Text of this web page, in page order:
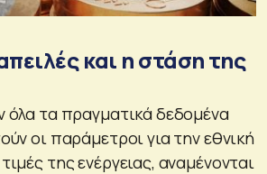
και η στάση της
τα πραγματικά δεδομένα
οι παράμετροι για την εθνική
της ενέργειας, αναμένονται